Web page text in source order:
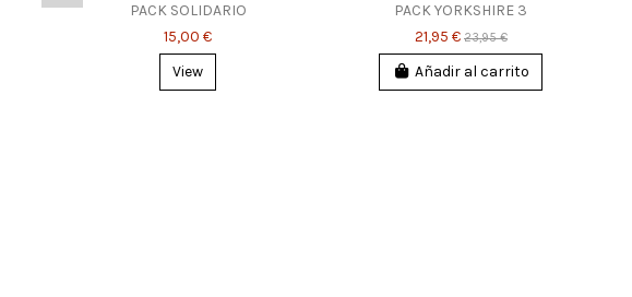
PACK SOLIDARIO
15,00 €
View
PACK YORKSHIRE 3
21,95 € 23,95 €
Añadir al carrito